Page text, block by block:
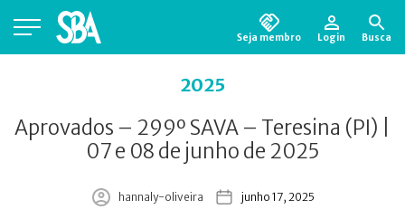
Seja membro Login Busca
2025
Aprovados – 299º SAVA – Teresina (PI) |
07 e 08 de junho de 2025
hannaly-oliveira junho 17, 2025